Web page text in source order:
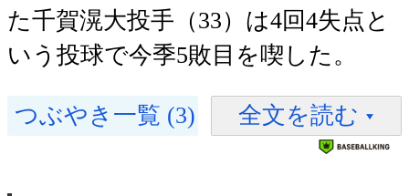
た千賀滉大投手（33）は4回4失点と
いう投球で今季5敗目を喫した。
つぶやき一覧 (3) 全文を読む